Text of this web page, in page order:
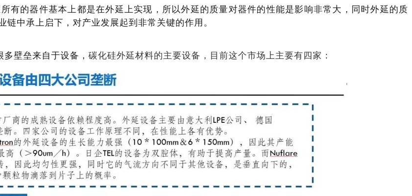
有的器件基本上都是在外延上实现，所以外延的质量对器件的性能是影响非常大，同时外延的质
中承上启下，对产业发展起到非常关键的作用。
壁垒来自于设备， 碳化硅外延材料的主要设备，目前这个市场上主要有四家：